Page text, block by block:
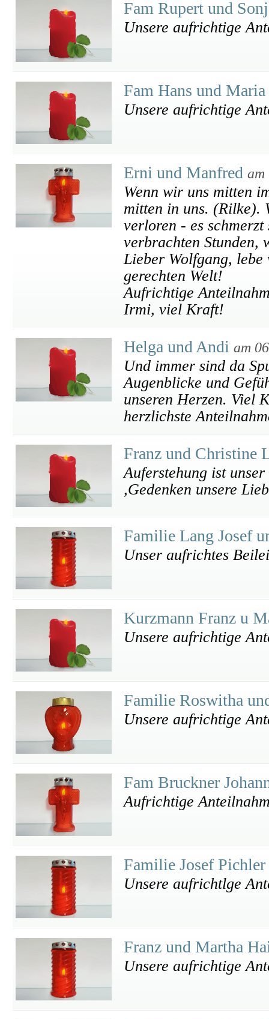
Fam Rupert und
Unsere aufrichtige
Fam Hans und
Unsere aufrichtige
Erni und Manfred am
Wenn wir uns mitten
mitten in uns. (Rilke).
verloren - es
verbrachten Stunden,
Lieber Wolfgang,
gerechten Welt!
Aufrichtige
Irmi, viel Kraft!
Helga und Andi am
Und immer sind da
Augenblicke und
unseren Herzen. Viel
herzlichste
Franz und Christine
Auferstehung ist
,Gedenken unsere
Familie Lang Josef
Unser aufrichtes
Kurzmann Franz u
Unsere aufrichtige
Familie Roswitha
Unsere aufrichtige
Fam Bruckner
Aufrichtige
Familie Josef Pichler
Unsere aufrichtlge
Franz und Martha
Unsere aufrichtige